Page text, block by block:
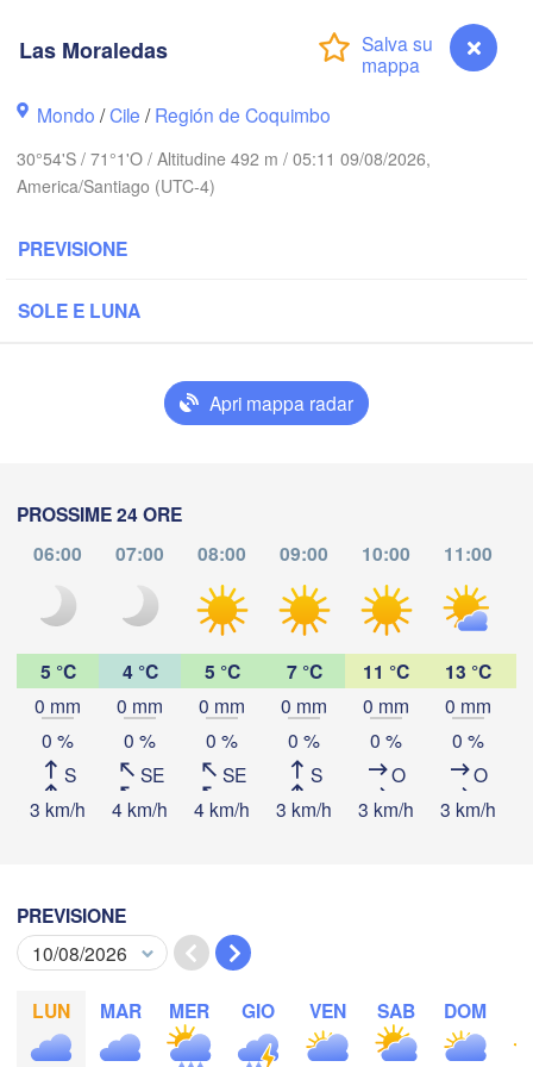
Las Moraledas
Mondo /Cile /Región de Coquimbo
30°54'S / 71°1'O / Altitudine 492 m / 05:11 09/08/2026,
America/Santiago (UTC-4)
PREVISIONE
SOLE E LUNA
Apri mappa radar
PROSSIME 24 ORE
06:00
07:00 08:00 09:00 10:00 11:00
5 °C
0 mm
0 %
S
3 km/h
4 °C
0 mm
0 %
SE
4 km/h
5 °C
0 mm
0 %
SE
4 km/h
7 °C
0 mm
0 %
S
3 km/h
11 °C
0 mm
0 %
O
3 km/h
13 °C
0 mm
0 %
O
3 km/h
PREVISIONE
LUN MAR MER GIO VEN SAB DOM
Temperatura
gi
06 ago
ve
07 ago
sa
08 ago 09 ago
07 :00 08:00 09:00 10 11 :00 12
Scarica app
San Juan
Santiago
Talca
Concepción
Neuquén
Temuco
Mendoza
San Rafael
San